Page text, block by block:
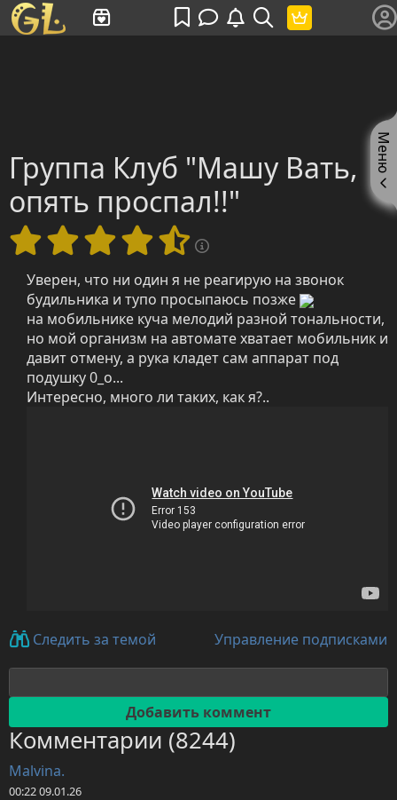
Группа Клуб "Машу Вать,
опять проспал!!"
Уверен, что ни один я не реагирую на звонок
будильника и тупо просыпаюсь позже
на мобильнике куча мелодий разной тональности,
но мой организм на автомате хватает мобильник и
давит отмену, а рука кладет сам аппарат под
подушку 0_о...
Интересно, много ли таких, как я?..
Следить за темой Управление подписками
Комментарии (8244)
Malvina.
00:22 09.01.26
Меню